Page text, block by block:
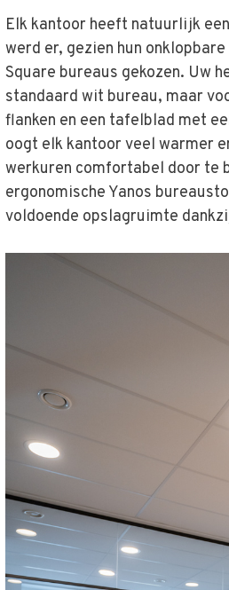
Elk kantoor heeft natuurlijk
werd er, gezien hun
Square bureaus gekozen. Uw
standaard wit bureau, maar
flanken en een tafelblad met
oogt elk kantoor veel warmer
werkuren comfortabel door te
ergonomische Yanos
voldoende opslagruimte